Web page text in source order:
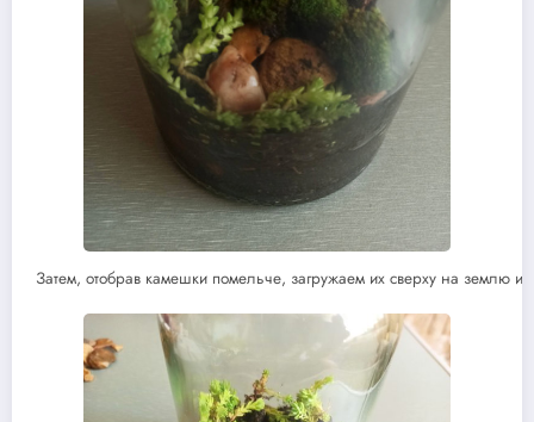
Затем, отобрав камешки помельче, загружаем их сверху на землю